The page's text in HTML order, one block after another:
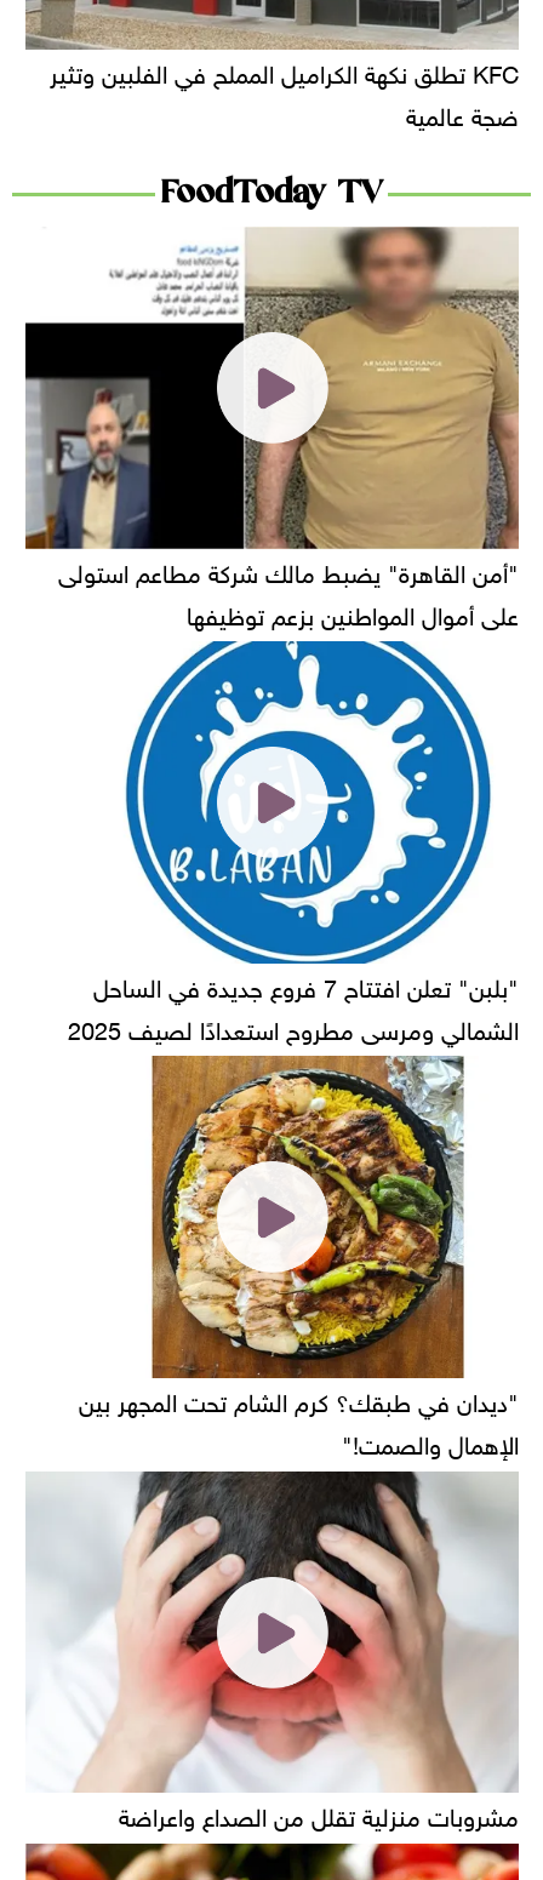
KFC تطلق نكهة الكراميل المملح في الفلبين وتثير
ضجة عالمية
FoodToday TV
"أمن القاهرة" يضبط مالك شركة مطاعم استولى
على أموال المواطنين بزعم توظيفها
"بلبن" تعلن افتتاح 7 فروع جديدة في الساحل
الشمالي ومرسى مطروح استعدادًا لصيف 2025
"ديدان في طبقك؟ كرم الشام تحت المجهر بين
الإهمال والصمت!"
مشروبات منزلية تقلل من الصداع واعراضة